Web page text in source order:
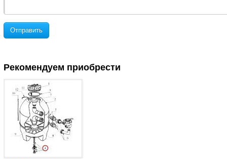
Отправить
Рекомендуем приобрести